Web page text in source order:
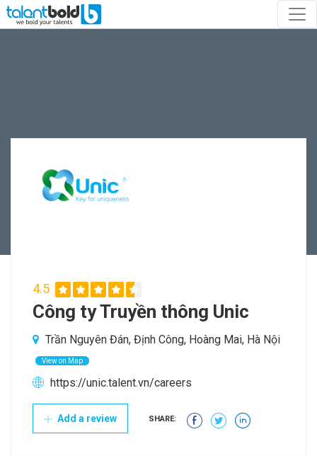
4.5
Công ty Truyền thông Unic
Trần Nguyên Đán, Định Công, Hoàng Mai, Hà Nội
View on Map
https://unic.talent.vn/careers
Add a review SHARE: